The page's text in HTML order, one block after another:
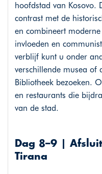
hoofdstad van Kosovo.
contrast met de
en combineert
invloeden en
verblijf kunt u onder
verschillende musea of
Bibliotheek bezoeken.
en restaurants die
van de stad.
Dag 8–9 |
Tirana